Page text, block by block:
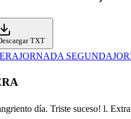
TXT
JORNADA SEGUNDA
me ofendo, da su garganta al enemigo acero; vuelvan las armas, y el confuso estruendo: la ofensa lloro, la venganza espero, o muera, pues murió mi hijo amado, a manos de ese Rey afortunado. los Al son de bastardas trompas, y a los destemplados ecos, que en él azotado parche forma el oprimido viento, huérfana afligida, y triste, puesto a tus Reales pies me han los golpes de la fortuna, de la guerra los sucesos. Torismundo hijo tuyo, y mi padre cuyo esfuerzo tembló el Tártaro feroz, admiró el Scita soberbio. Después de haber estendido su nombre por varios Reinos, con más triunfos que la fama, y más victorias que el tiempo; teniendo ya de Albuino desbaratado, y deshecho el Ejército arrogante, conios amo soberbio, turar su dicha en solo el golpe siniestro, a que lo indujo el valor de tan altos pensamientos. Al campo le desafía brazo a brazo; y cuerpo a cuerpo donde la instable fortuna, cansada ya en sus aciertos, volvió el rostro a sus victorias, y arrebatado, y sangriento, levantó el airado brazo, esgrimió el luciente acero Valiose del Albuino, ya la ejecución poniendo manos torpes, que villanas afrentan el vencimiento; mas que valiente dichoso, y más que dichoso, fiero, cortó el hilo de su vida cercenó el gallardo cuello, que tantos Príncipes lloran, que adoran tantos pielievos. Bien se que yo sola he sido de este fúnebre suceso la causa, pues por mi causa fue su primer monimiento. Mi hermosura o mi desdicha, que esto será lo más cierto, fue del bárbaro Albuino incentivo a sus deseos: ligeramente